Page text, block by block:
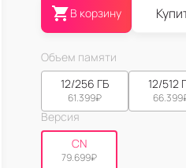
В корзину
Объем памяти
12/256 ГБ
61.399₽
12/512
66.399
Версия
CN
79.699₽